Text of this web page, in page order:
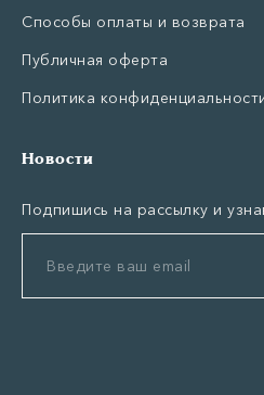
Способы оплаты и возврата
Публичная оферта
Политика
Новости
Подпишись на рассылку и